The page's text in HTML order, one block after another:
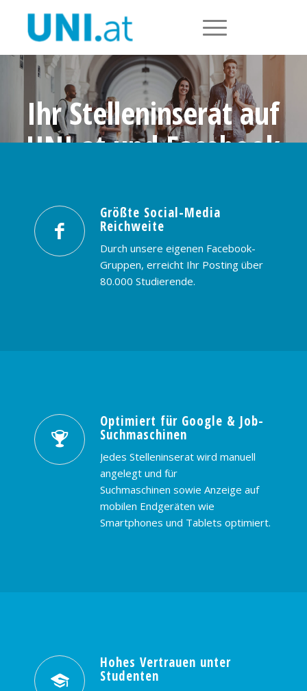
Ihr Stelleninserat auf
UNI.at und Facebook
PREISE & BUCHUNG KONTAKT
Größte Social-Media
Reichweite
Durch unsere eigenen Facebook-
Gruppen, erreicht Ihr Posting über
80.000 Studierende.
Optimiert für Google & Job-
Suchmaschinen
Jedes Stelleninserat wird manuell
angelegt und für
Suchmaschinen sowie Anzeige auf
mobilen Endgeräten wie
Smartphones und Tablets optimiert.
Hohes Vertrauen unter
Studenten